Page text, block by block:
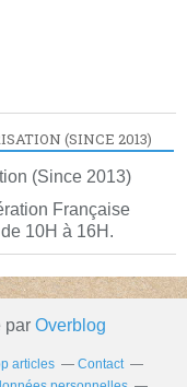
(SINCE 2013)
Française
10H à 16H.
par Overblog
articles
Contact